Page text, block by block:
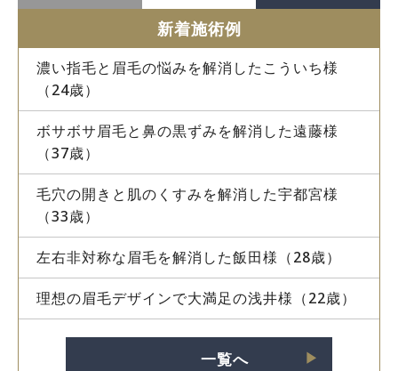
新着施術例
濃い指毛と眉毛の悩みを解消したこういち様
（24歳）
ボサボサ眉毛と鼻の黒ずみを解消した遠藤様
（37歳）
毛穴の開きと肌のくすみを解消した宇都宮様
（33歳）
左右非対称な眉毛を解消した飯田様（28歳）
理想の眉毛デザインで大満足の浅井様（22歳）
一覧へ ▶︎